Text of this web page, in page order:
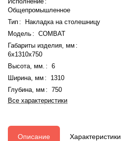
Общепромышленное
Тип :
Накладка на столешницу
Модель : COMBAT
Габариты изделия, мм :
6x1310x750
Высота, мм. : 6
Ширина, мм :
1310
Глубина, мм : 750
Все характеристики
Описание Характеристики